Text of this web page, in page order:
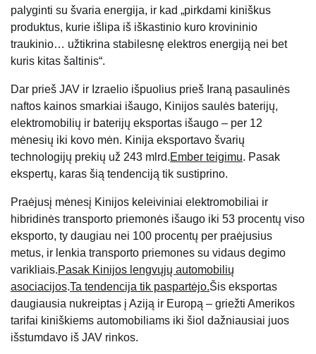
palyginti su švaria energija, ir kad „pirkdami kiniškus
produktus, kurie išlipa iš iškastinio kuro krovininio
traukinio… užtikrina stabilesnę elektros energiją nei bet
kuris kitas šaltinis“.
Dar prieš JAV ir Izraelio išpuolius prieš Iraną pasaulinės
naftos kainos smarkiai išaugo, Kinijos saulės baterijų,
elektromobilių ir baterijų eksportas išaugo – per 12
mėnesių iki kovo mėn. Kinija eksportavo švarių
technologijų prekių už 243 mlrd.Ember teigimu. Pasak
ekspertų, karas šią tendenciją tik sustiprino.
Praėjusį mėnesį Kinijos keleiviniai elektromobiliai ir
hibridinės transporto priemonės išaugo iki 53 procentų viso
eksporto, ty daugiau nei 100 procentų per praėjusius
metus, ir lenkia transporto priemones su vidaus degimo
varikliais.Pasak Kinijos lengvųjų automobilių
asociacijos.Ta tendencija tik paspartėjo.Šis eksportas
daugiausia nukreiptas į Aziją ir Europą – griežti Amerikos
tarifai kiniškiems automobiliams iki šiol dažniausiai juos
išstumdavo iš JAV rinkos.